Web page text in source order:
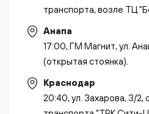
транспорта, возле ТЦ
Анапа
17:00, ГМ Магнит, ул.
(открытая стоянка).
Краснодар
20:40, ул. Захарова, 3/2,